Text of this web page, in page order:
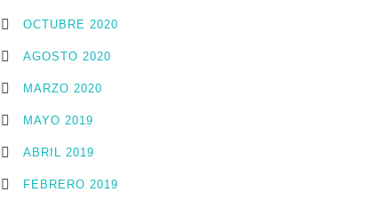
OCTUBRE 2020
AGOSTO 2020
MARZO 2020
MAYO 2019
ABRIL 2019
FEBRERO 2019